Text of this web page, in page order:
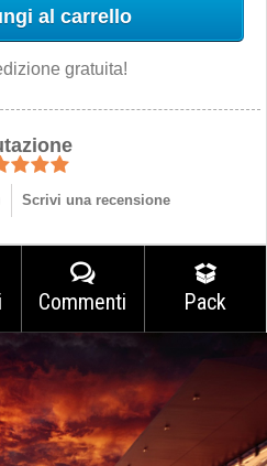
al carrello
gratuita!
Scrivi una recensione
Commenti Pack